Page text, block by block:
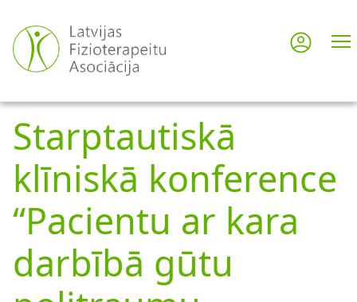
main
content
User
Log in
Starptautiskā
klīniskā konference
“Pacientu ar kara
darbībā gūtu